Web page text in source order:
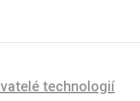
technologií